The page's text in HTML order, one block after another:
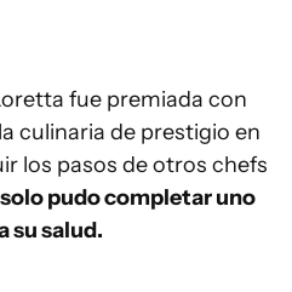
fue premiada con
culinaria de prestigio en
los pasos de otros chefs
solo pudo completar uno
su salud.